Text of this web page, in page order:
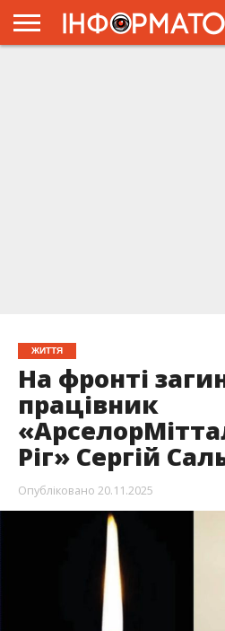
ЖИТТЯ
На фронті
працівник
Ріг» Сергій
Опубліковано 20.11.2025